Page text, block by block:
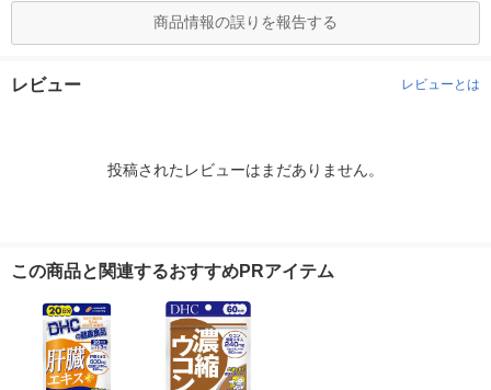
商品情報の誤りを報告する
レビュー レビューとは
投稿されたレビューはまだありません。
この商品と関連するおすすめPRアイテム